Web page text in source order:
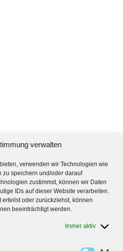
verwalten
verwenden wir Technologien wie
zu speichern und/oder darauf
zustimmst, können wir Daten
IDs auf dieser Website verarbeiten.
oder zurückziehst, können
beeinträchtigt werden.
Immer aktiv